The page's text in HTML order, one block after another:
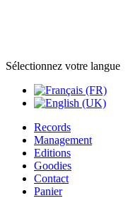
Sélectionnez votre langue
Records
Management
Editions
Goodies
Contact
Panier